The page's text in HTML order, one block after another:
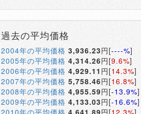
過去の平均価格
2004年の平均価格 3,936.23円[----%]
2005年の平均価格 4,314.26円[9.6%]
2006年の平均価格 4,929.11 円[14.3%]
2007年の平均価格 5,758.46円[16.8%]
2008年の平均価格 4,955.59円[-13.9%]
2009年の平均価格 4,133.03円[-16.6%]
2010年の平均価格 4,641.89円[12.3%]